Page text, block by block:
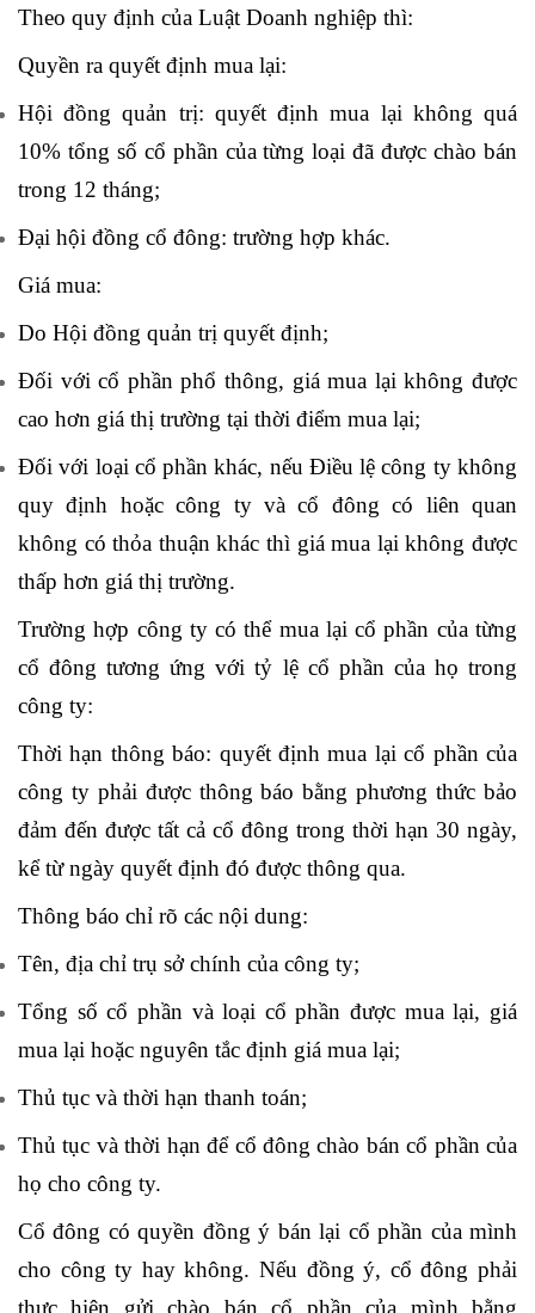
Theo quy định của Luật Doanh nghiệp thì:
Quyền ra quyết định mua lại:
Hội đồng quản trị: quyết định mua lại không quá
10% tổng số cổ phần của từng loại đã được chào bán
trong 12 tháng;
Đại hội đồng cổ đông: trường hợp khác.
Giá mua:
Do Hội đồng quản trị quyết định;
Đối với cổ phần phổ thông, giá mua lại không được
cao hơn giá thị trường tại thời điểm mua lại;
Đối với loại cổ phần khác, nếu Điều lệ công ty không
quy định hoặc công ty và cổ đông có liên quan
không có thỏa thuận khác thì giá mua lại không được
thấp hơn giá thị trường.
Trường hợp công ty có thể mua lại cổ phần của từng
cổ đông tương ứng với tỷ lệ cổ phần của họ trong
công ty:
Thời hạn thông báo: quyết định mua lại cổ phần của
công ty phải được thông báo bằng phương thức bảo
đảm đến được tất cả cổ đông trong thời hạn 30 ngày,
kể từ ngày quyết định đó được thông qua.
Thông báo chỉ rõ các nội dung:
Tên, địa chỉ trụ sở chính của công ty;
Tổng số cổ phần và loại cổ phần được mua lại, giá
mua lại hoặc nguyên tắc định giá mua lại;
Thủ tục và thời hạn thanh toán;
Thủ tục và thời hạn để cổ đông chào bán cổ phần của
họ cho công ty.
Cổ đông có quyền đồng ý bán lại cổ phần của mình
cho công ty hay không. Nếu đồng ý, cổ đông phải